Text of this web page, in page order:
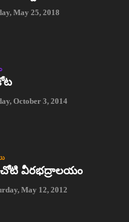
May 25, 2018
October 3, 2014
వీరభద్రాలయం
May 12, 2012